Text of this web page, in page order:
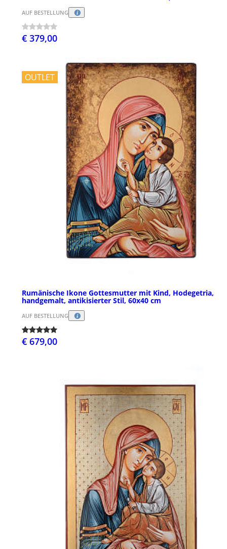
AUF BESTELLUNG
€ 379,00
OUTLET
Rumänische Ikone Gottesmutter mit Kind, Hodegetria,
handgemalt, antikisierter Stil, 60x40 cm
AUF BESTELLUNG
€ 679,00